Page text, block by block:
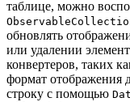
таблице, можно
обновлять
или удалении
конвертеров, таких
формат отображения
строку с помощью